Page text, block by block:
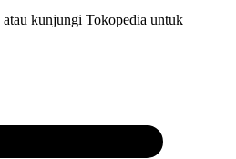
atau kunjungi Tokopedia untuk